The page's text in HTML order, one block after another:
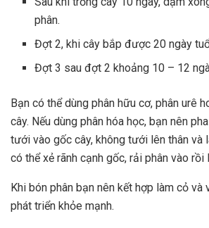
phân.
Đợt 2, khi cây bắp được 20 ngày
Đợt 3 sau đợt 2 khoảng 10 – 12
Bạn có thể dùng phân hữu cơ, phân urê
cây. Nếu dùng phân hóa học, bạn nên
tưới vào gốc cây, không tưới lên thân và
có thể xẻ rãnh cạnh gốc, rải phân vào
Khi bón phân bạn nên kết hợp làm cỏ và
phát triển khỏe mạnh.